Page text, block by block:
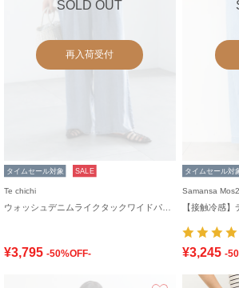
SOLD OUT
再入荷受付
タイムセール対象 SALE
Te chichi
¥3,795 -50%OFF-
タイムセール対
Samansa Mos2
【接触冷感
¥3,245 -
お気に入り